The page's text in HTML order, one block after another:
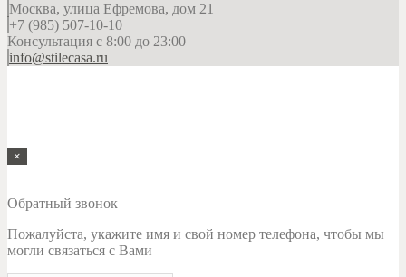
Москва, улица Ефремова, дом 21
+7 (985) 507-10-10
Консультация с 8:00 до 23:00
info@stilecasa.ru
×
Обратный звонок
Пожалуйста, укажите имя и свой номер телефона, чтобы мы
могли связаться с Вами